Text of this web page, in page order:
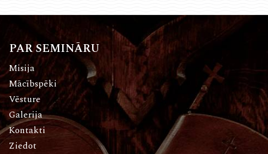
PAR SEMINĀRU
Misija
Mācībspēki
Vēsture
Galerija
Kontakti
Ziedot